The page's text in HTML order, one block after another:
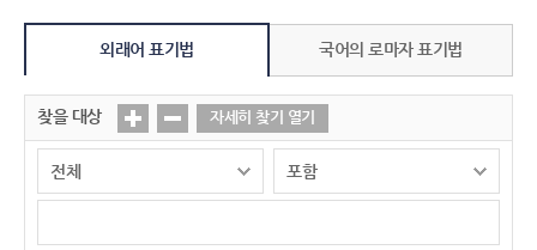
외래어 표기법 국어의 로마자 표기법
찾을 대상 자세히 찾기 열기